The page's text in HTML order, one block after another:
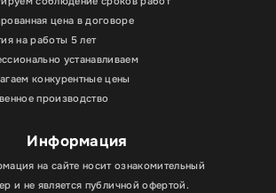
цена в договоре
на работы 5 лет
устанавливаем
конкурентные цены
производство
Информация
на сайте носит ознакомительный
и не является публичной офертой.